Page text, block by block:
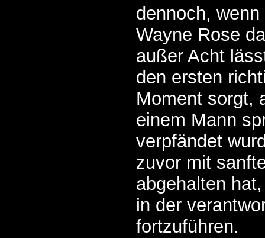
dennoch,
Wayne Rose
außer Acht
den ersten
Moment sorgt,
einem Mann
verpfändet
zuvor mit
abgehalten
in der
fortzuführen.